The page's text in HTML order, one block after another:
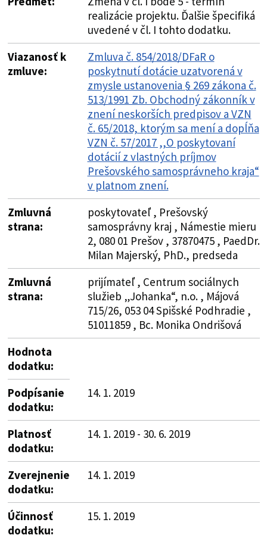
realizácie projektu. Ďalšie špecifiká
uvedené v čl. I tohto dodatku.
Viazanosť k
zmluve:
Zmluva č. 854/2018/DFaR o
poskytnutí dotácie uzatvorená v
zmysle ustanovenia § 269 zákona č.
513/1991 Zb. Obchodný zákonník v
znení neskorších predpisov a VZN
č. 65/2018, ktorým sa mení a dopĺňa
VZN č. 57/2017 ,,O poskytovaní
dotácií z vlastných príjmov
Prešovského samosprávneho kraja“
v platnom znení.
Zmluvná
strana:
poskytovateľ , Prešovský
samosprávny kraj , Námestie mieru
2, 080 01 Prešov , 37870475 , PaedDr.
Milan Majerský, PhD., predseda
Zmluvná
strana:
prijímateľ , Centrum sociálnych
služieb „Johanka“, n.o. , Májová
715/26, 053 04 Spišské Podhradie ,
51011859 , Bc. Monika Ondrišová
Hodnota
dodatku:
Podpísanie
dodatku:
14. 1. 2019
Platnosť
dodatku:
14. 1. 2019 - 30. 6. 2019
Zverejnenie
dodatku:
14. 1. 2019
Účinnosť
dodatku:
15. 1. 2019